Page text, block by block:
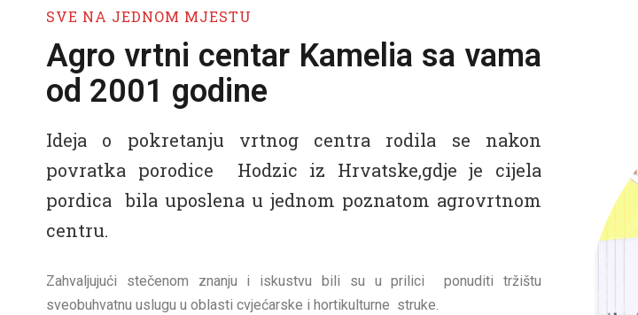
SVE NA JEDNOM MJESTU
Agro vrtni centar Kamelia sa vama
od 2001 godine
Ideja o pokretanju vrtnog centra rodila se nakon
povratka porodice Hodzic iz Hrvatske,gdje je cijela
pordica bila uposlena u jednom poznatom agrovrtnom
centru.
Zahvaljujući stečenom znanju i iskustvu bili su u prilici ponuditi tržištu
sveobuhvatnu uslugu u oblasti cvjećarske i hortikulturne struke.